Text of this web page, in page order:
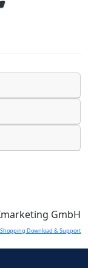
GmbH
Download & Support